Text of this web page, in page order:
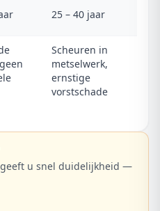
25 – 40 jaar
Scheuren in
metselwerk,
ernstige
vorstschade
u snel duidelijkheid —